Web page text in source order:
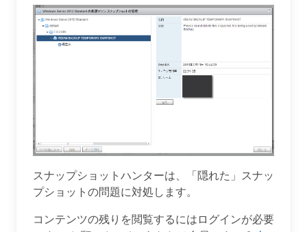
スナップショットハンターは、「隠れた」スナッ
プショットの問題に対処します。
コンテンツの残りを閲覧するにはログインが必要